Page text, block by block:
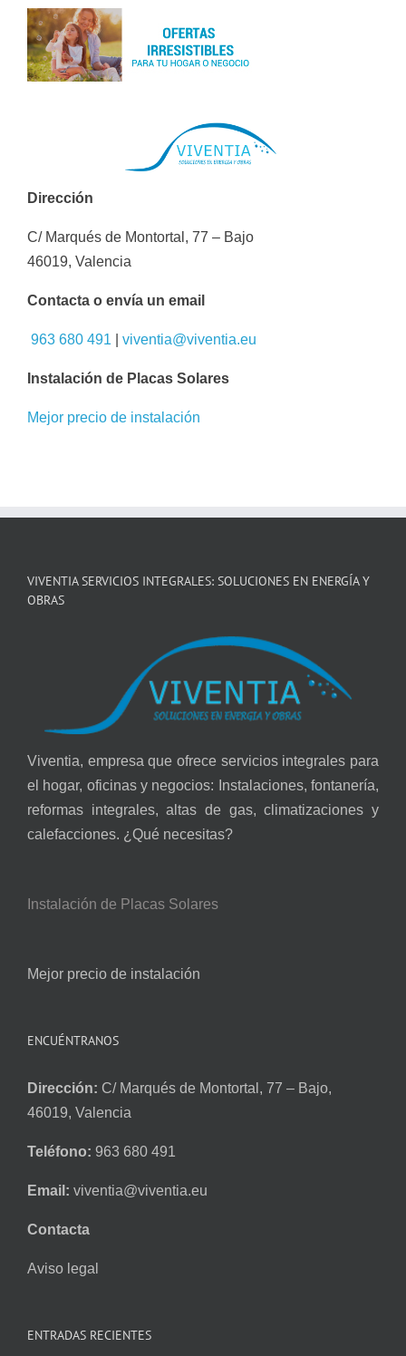
Dirección
C/ Marqués de Montortal, 77 – Bajo
46019, Valencia
Contacta o envía un email
963 680 491 viventia@viventia.eu
Instalación de Placas Solares
Mejor precio de instalación
VIVENTIA SERVICIOS INTEGRALES: SOLUCIONES EN ENERGÍA Y
OBRAS
Viventia, empresa que ofrece servicios integrales para
el hogar, oficinas y negocios: Instalaciones, fontanería,
reformas integrales, altas de gas, climatizaciones y
calefacciones. ¿Qué necesitas?
Instalación de Placas Solares
Mejor precio de instalación
ENCUÉNTRANOS
Dirección: C/ Marqués de Montortal, 77 – Bajo,
46019, Valencia
Teléfono: 963 680 491
Email: viventia@viventia.eu
Contacta
Aviso legal
ENTRADAS RECIENTES